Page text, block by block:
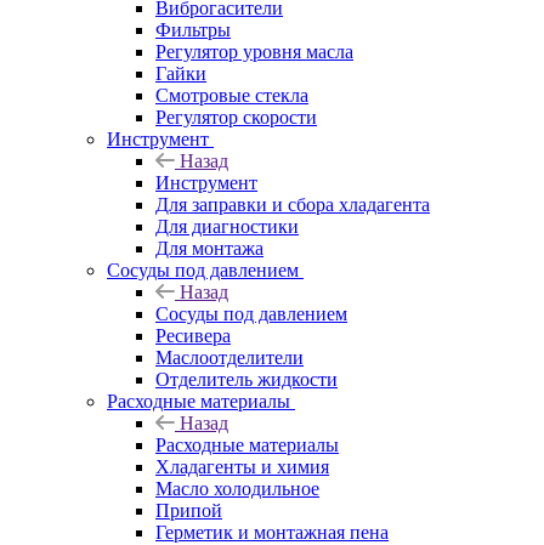
Виброгасители
Фильтры
Регулятор уровня масла
Гайки
Смотровые стекла
Регулятор скорости
Инструмент
Назад
Инструмент
Для заправки и сбора хладагента
Для диагностики
Для монтажа
Сосуды под давлением
Назад
Сосуды под давлением
Ресивера
Маслоотделители
Отделитель жидкости
Расходные материалы
Назад
Расходные материалы
Хладагенты и химия
Масло холодильное
Припой
Герметик и монтажная пена